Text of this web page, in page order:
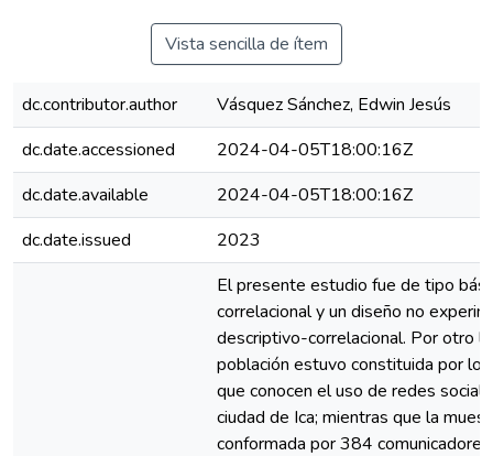
Vista sencilla de ítem
dc.contributor.author
Vásquez Sánchez, Edwin Jesús
dc.date.accessioned
2024-04-05T18:00:16Z
dc.date.available
2024-04-05T18:00:16Z
dc.date.issued
2023
El presente estudio fue de tipo
correlacional y un diseño no
descriptivo-correlacional. Por otro
población estuvo constituida por
que conocen el uso de redes
ciudad de Ica; mientras que la
conformada por 384